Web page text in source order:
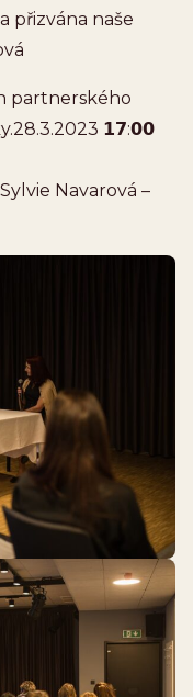
přizvána naše
partnerského
𝟭𝟳:𝟬𝟬
Sylvie Navarová –